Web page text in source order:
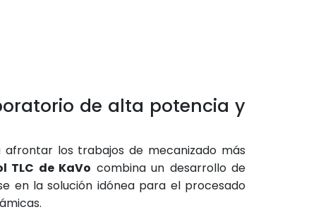
de alta potencia y
los trabajos de mecanizado más
TLC de KaVo combina un desarrollo de
en la solución idónea para el procesado